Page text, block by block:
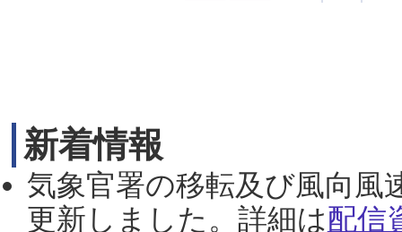
新着情報
気象官署の移転及び風向風
更新しました。詳細は配信